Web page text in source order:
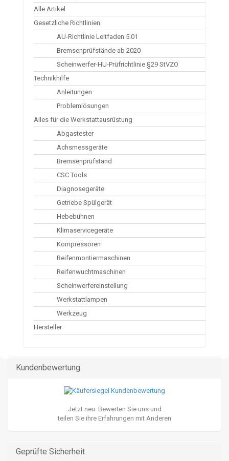
Alle Artikel
Gesetzliche Richtlinien
AU-Richtlinie Leitfaden 5.01
Bremsenprüfstände ab 2020
Scheinwerfer-HU-Prüfrichtlinie §29 StVZO
Technikhilfe
Anleitungen
Problemlösungen
Alles für die Werkstattausrüstung
Abgastester
Achsmessgeräte
Bremsenprüfstand
CSC Tools
Diagnosegeräte
Getriebe Spülgerät
Hebebühnen
Klimaservicegeräte
Kompressoren
Reifenmontiermaschinen
Reifenwuchtmaschinen
Scheinwerfereinstellung
Werkstattlampen
Werkzeug
Hersteller
Kundenbewertung
Jetzt neu: Bewerten Sie uns und
teilen Sie ihre Erfahrungen mit Anderen
Geprüfte Sicherheit